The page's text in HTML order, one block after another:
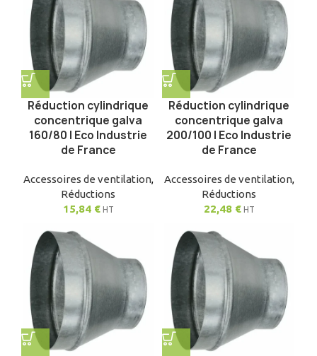
Réduction cylindrique
concentrique galva
160/80 | Eco Industrie
de France
Accessoires de ventilation,
Réductions
15,84 € HT
Réduction cylindrique
concentrique galva
200/100 | Eco Industrie
de France
Accessoires de ventilation,
Réductions
22,48 € HT